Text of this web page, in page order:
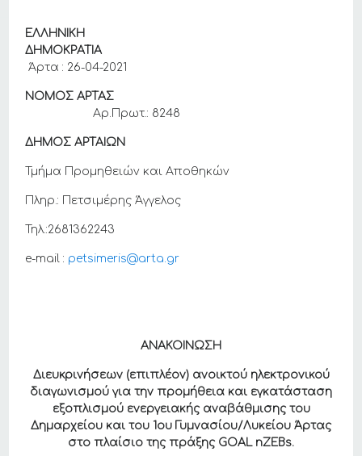
ΕΛΛΗΝΙΚΗ
ΔΗΜΟΚΡΑΤΙΑ
Άρτα : 26-04-2021
ΝΟΜΟΣ ΑΡΤΑΣ
Αρ.Πρωτ.: 8248
ΔΗΜΟΣ ΑΡΤΑΙΩΝ
Τμήμα Προμηθειών και Αποθηκών
Πληρ.: Πετσιμέρης Άγγελος
Τηλ.:2681362243
e-mail : petsimeris@arta.gr
ΑΝΑΚΟΙΝΩΣΗ
Διευκρινήσεων (επιπλέον) ανοικτού ηλεκτρονικού
διαγωνισμού για την προμήθεια και εγκατάσταση
εξοπλισμού ενεργειακής αναβάθμισης του
Δημαρχείου και του 1ου Γυμνασίου/Λυκείου Άρτας
στο πλαίσιο της πράξης GOAL nZEBs.